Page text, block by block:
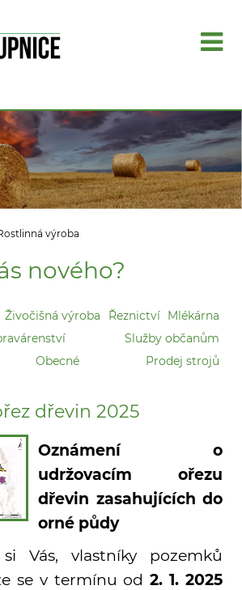
výroba
nového?
Živočišná výroba Řeznictví Mlékárna
Služby občanům
Obecné Prodej strojů
dřevin 2025
Oznámení o
udržovacím ořezu
dřevin zasahujících do
orné půdy
Vás, vlastníky pozemků
se v termínu od2. 1. 2025